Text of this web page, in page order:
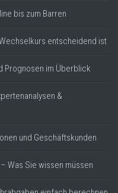
bis zum Barren
entscheidend ist
Prognosen im Überblick
&
und Geschäftskunden
Was Sie wissen müssen